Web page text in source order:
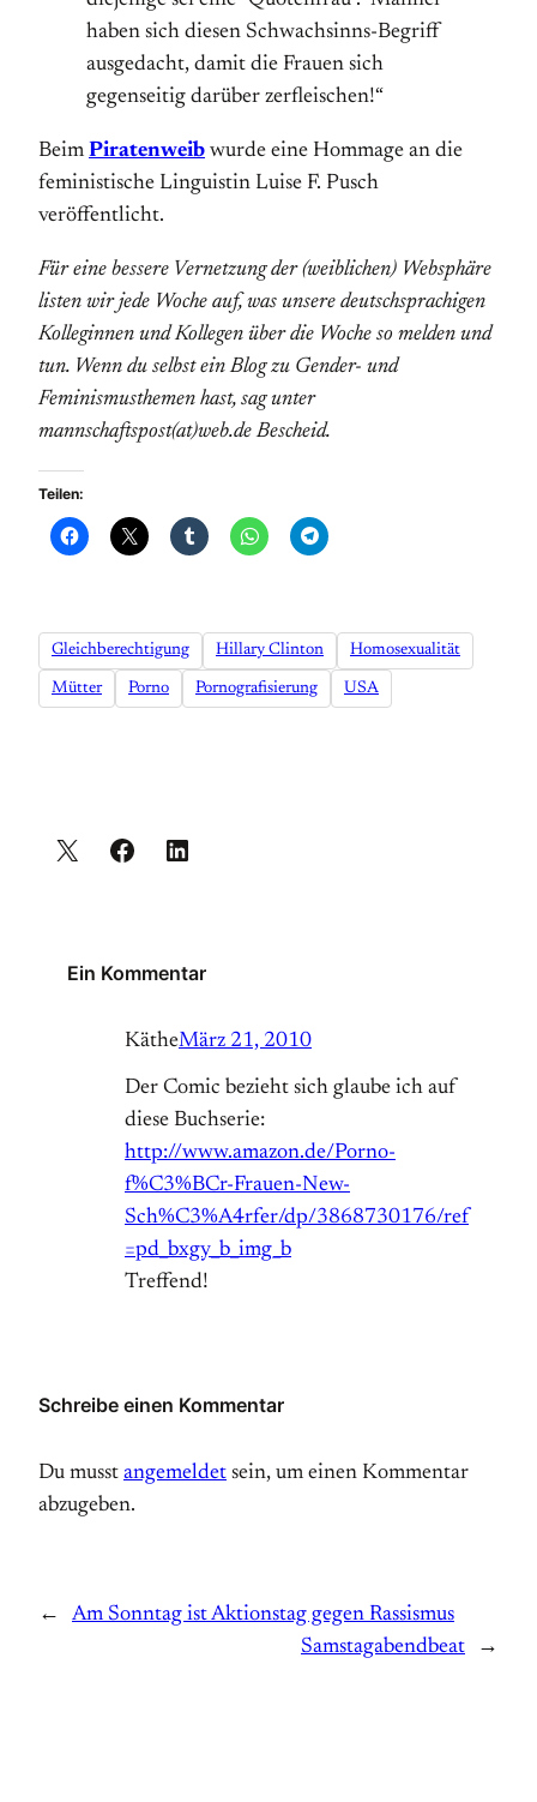
haben sich diesen Schwachsinns-Begriff
ausgedacht, damit die Frauen sich
gegenseitig darüber zerfleischen!“
Beim Piratenweib wurde eine Hommage an die
feministische Linguistin Luise F. Pusch
veröffentlicht.
Für eine bessere Vernetzung der (weiblichen) Websphäre
listen wir jede Woche auf, was unsere deutschsprachigen
Kolleginnen und Kollegen über die Woche so melden und
tun. Wenn du selbst ein Blog zu Gender- und
Feminismusthemen hast, sag unter
mannschaftspost(at)web.de Bescheid.
Teilen:
Gleichberechtigung Hillary Clinton Homosexualität
Mütter Porno Pornografisierung USA
Ein Kommentar
KätheMärz 21, 2010
Der Comic bezieht sich glaube ich auf
diese Buchserie:
http://www.amazon.de/Porno-
f%C3%BCr-Frauen-New-
Sch%C3%A4rfer/dp/3868730176/ref
=pd_bxgy_b_img_b
Treffend!
Schreibe einen Kommentar
Du musst angemeldet sein, um einen Kommentar
abzugeben.
←
Am Sonntag ist Aktionstag gegen Rassismus
Samstagabendbeat
→